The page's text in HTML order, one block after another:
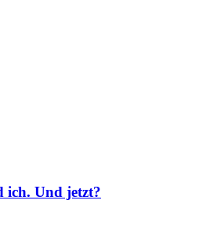
ich. Und jetzt?